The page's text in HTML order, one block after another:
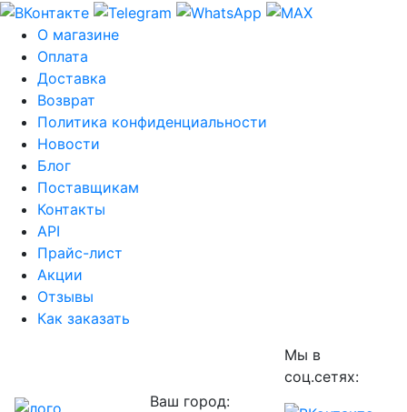
О магазине
Оплата
Доставка
Возврат
Политика конфиденциальности
Новости
Блог
Поставщикам
Контакты
API
Прайс-лист
Акции
Отзывы
Как заказать
Ваш город:
Мы в
соц.сетях: